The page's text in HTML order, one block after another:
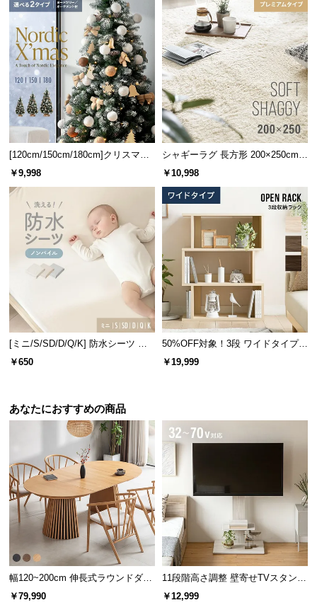
に
い
て
会
員
規
に
つ
い
て
サ
ポ
ー
ト
知
ブ
ロ
業
伝統と信頼のデンマークデザイン
家具づくりの長い歴史を持つデンマーク。家具の本
場にて丁寧に作り上げられたこだわりの一台です。
シリーズで揃えてトータ
同シリーズの家具で揃えることで空間に統一性
が生まれ、すっきりとまとまった印象のお部屋
になります。
[120cm/150cm/180cm]クリスマス
ツリー オーナメント付
￥9,998
シャギーラグ 長方形 200×250cm
洗える 防音 防ダニ 抗菌防臭 滑り
止め付き プレミアムタイプ
￥10,998
[ミニ/S/SD/D/Q/K] 防水シーツ ノ
ンパイル
￥650
50%OFF対象！3段 ワイドタイプ
オープンラック
￥19,999
あなたにおすすめの商品
幅120~200cm 伸長式ラウンドダイ
ニングテーブル 6人掛け 天然木突
￥79,990
11段階高さ調整 壁寄せTVスタンド
キャスター付き 上下左右角度調節
￥12,999